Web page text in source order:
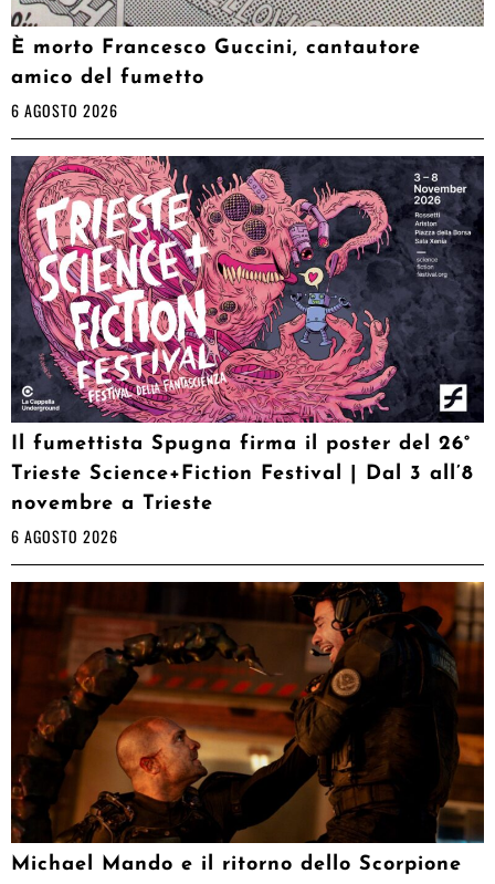
È morto Francesco Guccini, cantautore
amico del fumetto
6 AGOSTO 2026
Il fumettista Spugna firma il poster del 26°
Trieste Science+Fiction Festival | Dal 3 all’8
novembre a Trieste
6 AGOSTO 2026
Michael Mando e il ritorno dello Scorpione